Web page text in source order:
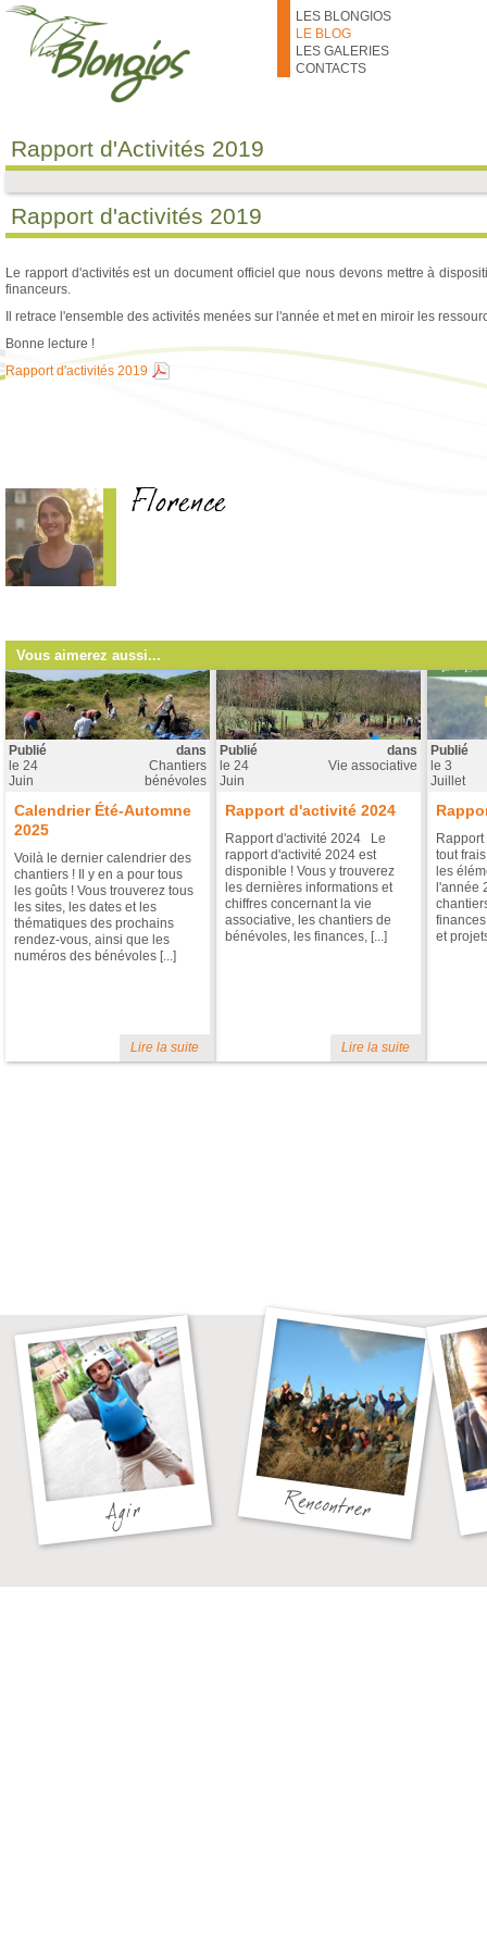
Aller au contenu principal
LES BLONGIOS
LE BLOG
LES GALERIES
CONTACTS
Rapport d'Activités 2019
Rapport d'activités 2019
Le rapport d'activités est un document officiel que nous devons mettre à
financeurs.
Il retrace l'ensemble des activités menées sur l'année et met en miroir les
Bonne lecture !
Rapport d'activités 2019
Florence
Vous aimerez aussi...
Publié
le 24
Juin
dans
Chantiers
bénévoles
Calendrier Été-Automne
2025
Voilà le dernier calendrier des
chantiers ! Il y en a pour tous
les goûts ! Vous trouverez tous
les sites, les dates et les
thématiques des prochains
rendez-vous, ainsi que les
numéros des bénévoles [...]
Lire la suite
Publié
le 24
Juin
dans
Vie associative
Rapport d'activité 2024
Rapport d'activité 2024 Le
rapport d'activité 2024 est
disponible ! Vous y trouverez
les dernières informations et
chiffres concernant la vie
associative, les chantiers de
bénévoles, les finances, [...]
Lire la suite
Publié
le 3
Juillet
tout
les
l'année
et